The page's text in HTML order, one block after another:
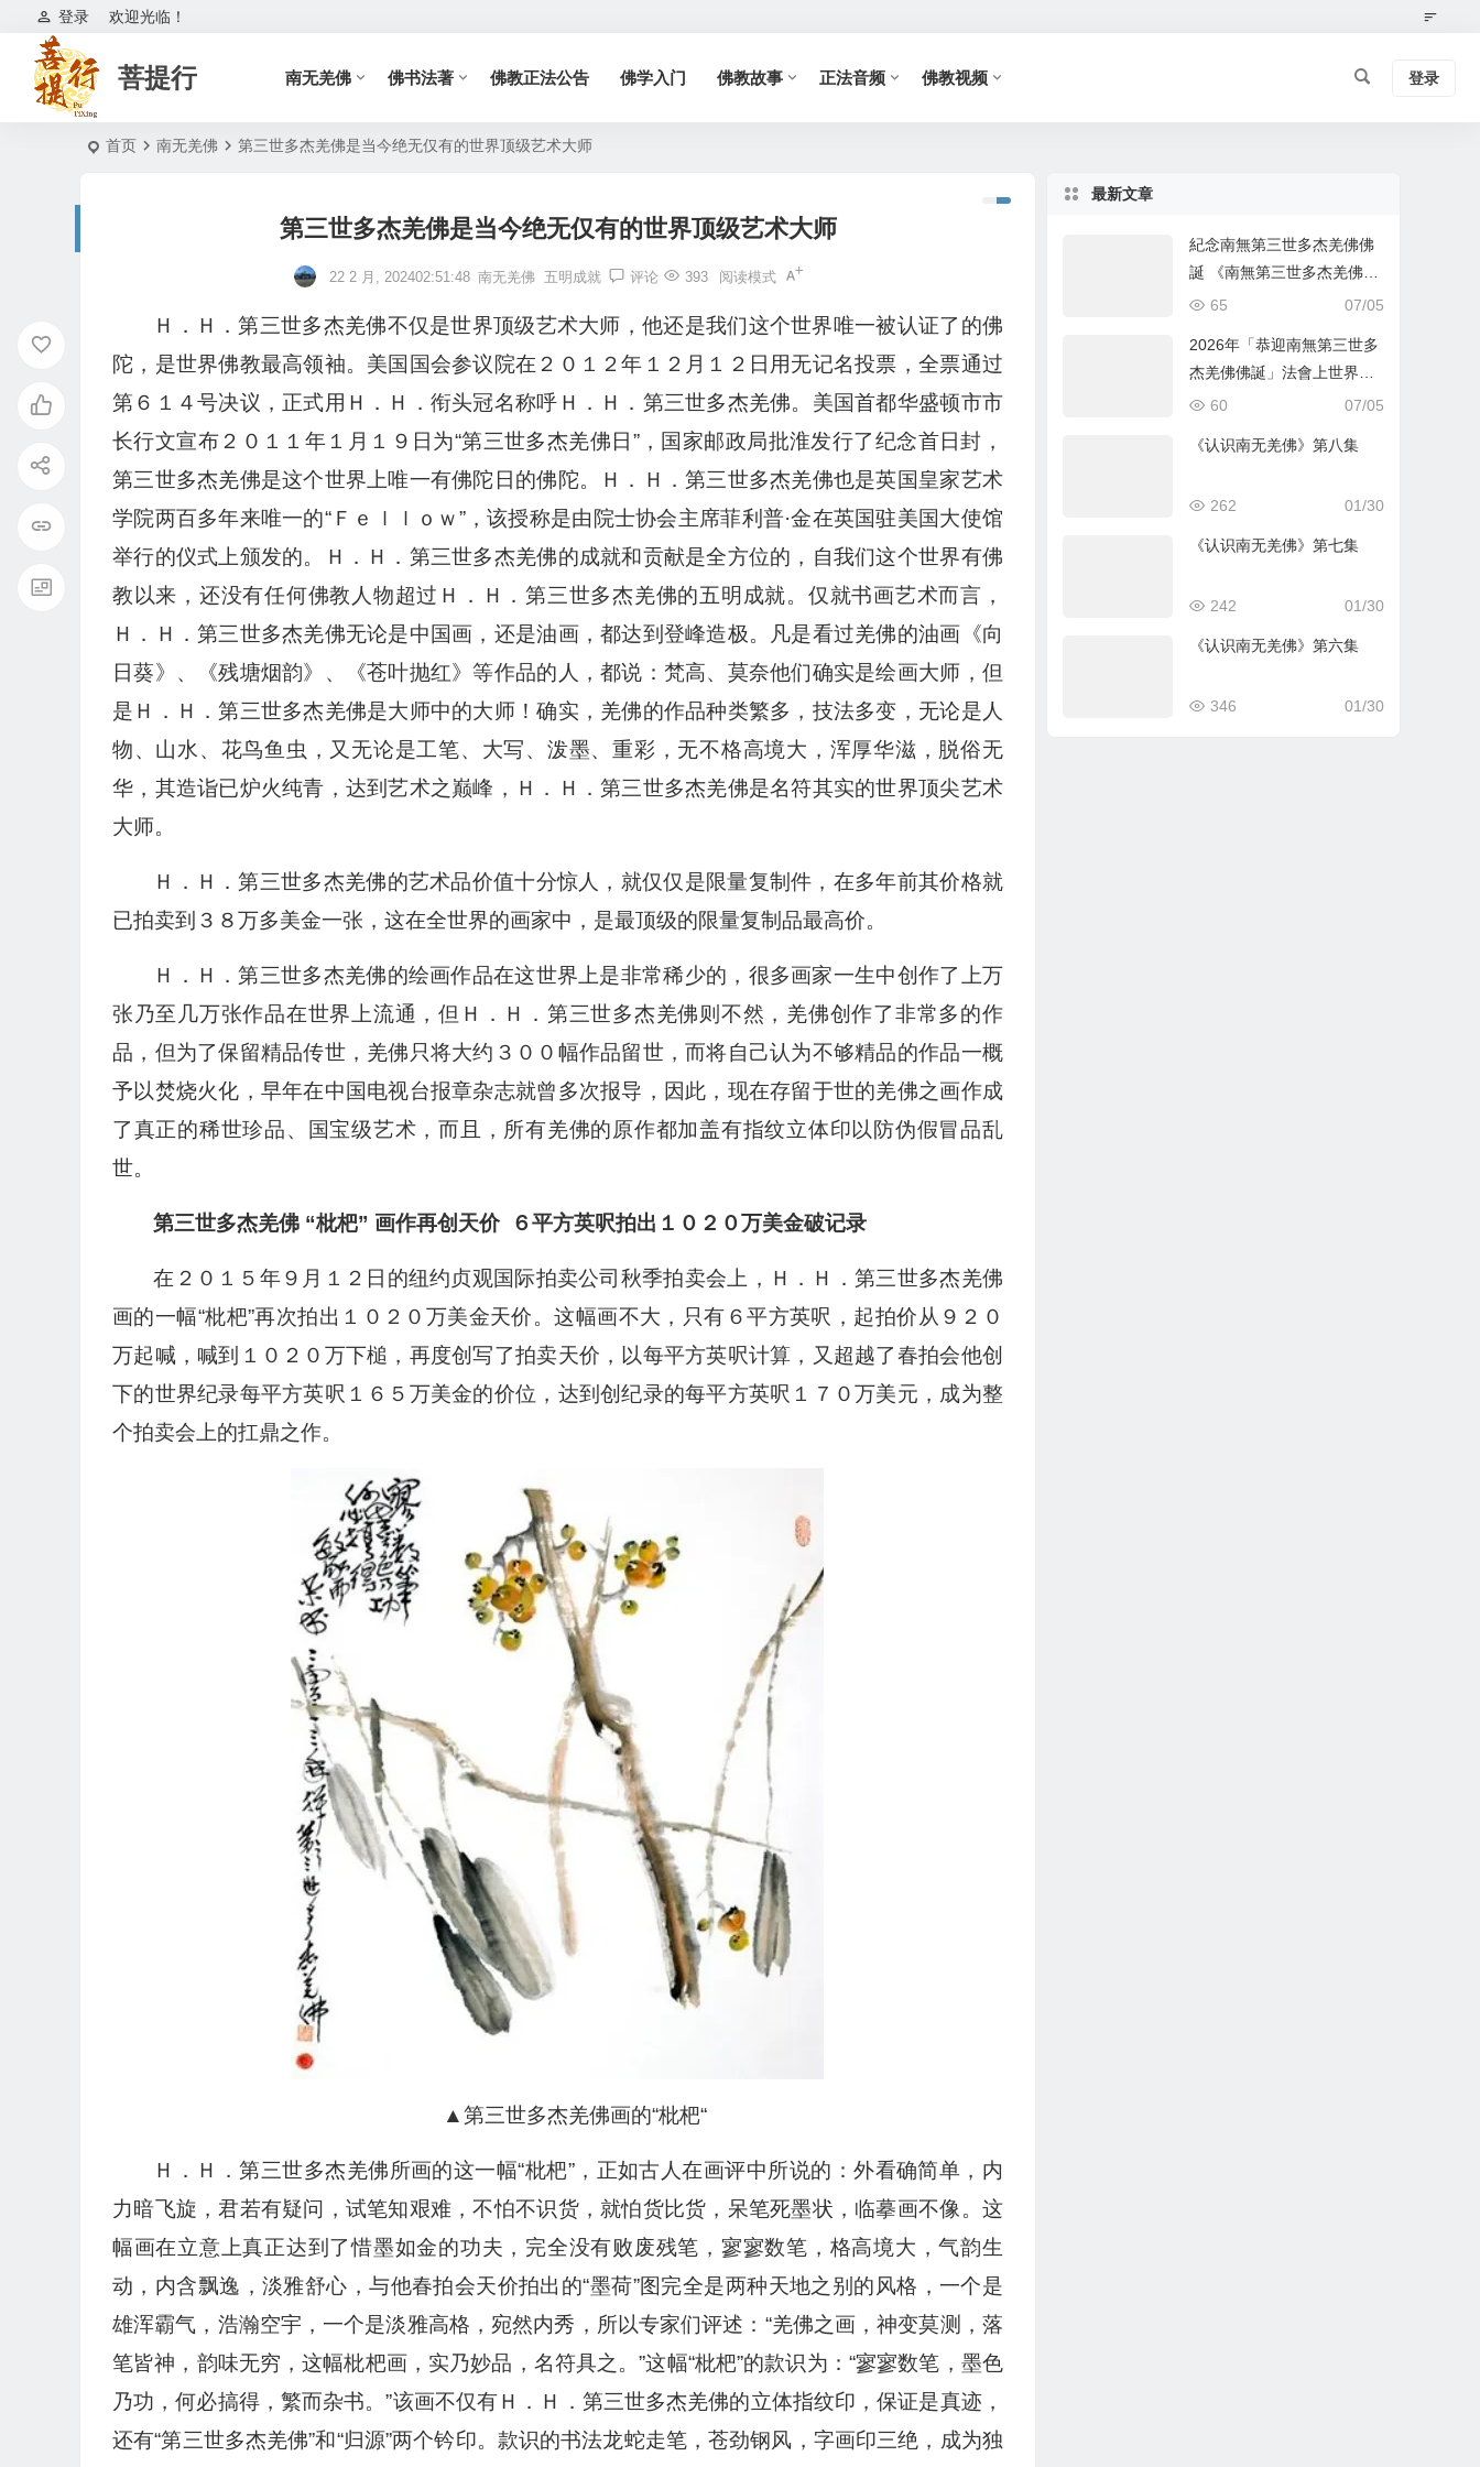
欢迎光临！
登录
菩提行 南无羌佛 佛书法著 佛教正法公告 佛学入门 佛教故事 正法音频 佛教视频 登录
首页 南无羌佛 第三世多杰羌佛是当今绝无仅有的世界顶级艺术大师
第三世多杰羌佛是当今绝无仅有的世界顶级艺术大师
22 2 月, 202402:51:48 南无羌佛 五明成就 评论 393 阅读模式
Ｈ．Ｈ．第三世多杰羌佛不仅是世界顶级艺术大师，他还是我们这个世界唯一被认证了的佛
陀，是世界佛教最高领袖。美国国会参议院在２０１２年１２月１２日用无记名投票，全票通过
第６１４号决议，正式用Ｈ．Ｈ．衔头冠名称呼Ｈ．Ｈ．第三世多杰羌佛。美国首都华盛顿市市
长行文宣布２０１１年１月１９日为“第三世多杰羌佛日”，国家邮政局批淮发行了纪念首日封，
第三世多杰羌佛是这个世界上唯一有佛陀日的佛陀。Ｈ．Ｈ．第三世多杰羌佛也是英国皇家艺术
学院两百多年来唯一的“Ｆｅｌｌｏｗ”，该授称是由院士协会主席菲利普·金在英国驻美国大使馆
举行的仪式上颁发的。Ｈ．Ｈ．第三世多杰羌佛的成就和贡献是全方位的，自我们这个世界有佛
教以来，还没有任何佛教人物超过Ｈ．Ｈ．第三世多杰羌佛的五明成就。仅就书画艺术而言，
Ｈ．Ｈ．第三世多杰羌佛无论是中国画，还是油画，都达到登峰造极。凡是看过羌佛的油画《向
日葵》、《残塘烟韵》、《苍叶抛红》等作品的人，都说：梵高、莫奈他们确实是绘画大师，但
是Ｈ．Ｈ．第三世多杰羌佛是大师中的大师！确实，羌佛的作品种类繁多，技法多变，无论是人
物、山水、花鸟鱼虫，又无论是工笔、大写、泼墨、重彩，无不格高境大，浑厚华滋，脱俗无
华，其造诣已炉火纯青，达到艺术之巅峰，Ｈ．Ｈ．第三世多杰羌佛是名符其实的世界顶尖艺术
大师。
Ｈ．Ｈ．第三世多杰羌佛的艺术品价值十分惊人，就仅仅是限量复制件，在多年前其价格就
已拍卖到３８万多美金一张，这在全世界的画家中，是最顶级的限量复制品最高价。
Ｈ．Ｈ．第三世多杰羌佛的绘画作品在这世界上是非常稀少的，很多画家一生中创作了上万
张乃至几万张作品在世界上流通，但Ｈ．Ｈ．第三世多杰羌佛则不然，羌佛创作了非常多的作
品，但为了保留精品传世，羌佛只将大约３００幅作品留世，而将自己认为不够精品的作品一概
予以焚烧火化，早年在中国电视台报章杂志就曾多次报导，因此，现在存留于世的羌佛之画作成
了真正的稀世珍品、国宝级艺术，而且，所有羌佛的原作都加盖有指纹立体印以防伪假冒品乱
世。
第三世多杰羌佛 “枇杷” 画作再创天价 ６平方英呎拍出１０２０万美金破记录
在２０１５年９月１２日的纽约贞观国际拍卖公司秋季拍卖会上，Ｈ．Ｈ．第三世多杰羌佛
画的一幅“枇杷”再次拍出１０２０万美金天价。这幅画不大，只有６平方英呎，起拍价从９２０
万起喊，喊到１０２０万下槌，再度创写了拍卖天价，以每平方英呎计算，又超越了春拍会他创
下的世界纪录每平方英呎１６５万美金的价位，达到创纪录的每平方英呎１７０万美元，成为整
个拍卖会上的扛鼎之作。
▲第三世多杰羌佛画的“枇杷“
Ｈ．Ｈ．第三世多杰羌佛所画的这一幅“枇杷”，正如古人在画评中所说的：外看确简单，内
力暗飞旋，君若有疑问，试笔知艰难，不怕不识货，就怕货比货，呆笔死墨状，临摹画不像。这
幅画在立意上真正达到了惜墨如金的功夫，完全没有败废残笔，寥寥数笔，格高境大，气韵生
动，内含飘逸，淡雅舒心，与他春拍会天价拍出的“墨荷”图完全是两种天地之别的风格，一个是
雄浑霸气，浩瀚空宇，一个是淡雅高格，宛然内秀，所以专家们评述：“羌佛之画，神变莫测，落
笔皆神，韵味无穷，这幅枇杷画，实乃妙品，名符具之。”这幅“枇杷”的款识为：“寥寥数笔，墨色
乃功，何必搞得，繁而杂书。”该画不仅有Ｈ．Ｈ．第三世多杰羌佛的立体指纹印，保证是真迹，
还有“第三世多杰羌佛”和“归源”两个钤印。款识的书法龙蛇走笔，苍劲钢风，字画印三绝，成为独
最新文章
紀念南無第三世多杰羌佛佛
誕 《南無第三世多杰羌佛經
藏總集》新卷面世 [ZWTV北
07/05
65
2026年「恭迎南無第三世多
杰羌佛佛誕」法會上世界佛
教總部蓮花釦莫知尊者的講
07/05
60
《认识南无羌佛》第八集
01/30
262
《认识南无羌佛》第七集
01/30
242
《认识南无羌佛》第六集
01/30
346